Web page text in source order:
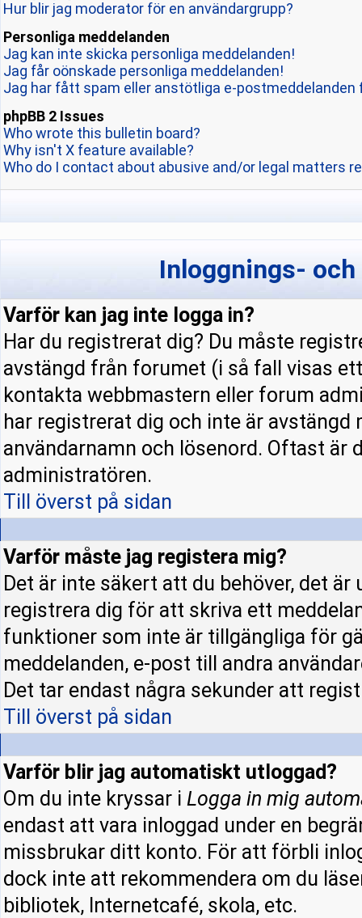
Hur blir jag moderator för en användargrupp?
Personliga meddelanden
Jag kan inte skicka personliga meddelanden!
Jag får oönskade personliga meddelanden!
Jag har fått spam eller anstötliga e-postmeddelanden
phpBB 2 Issues
Who wrote this bulletin board?
Why isn't X feature available?
Who do I contact about abusive and/or legal matters
Inloggnings-
Varför kan jag inte logga in?
Har du registrerat dig? Du måste
avstängd från forumet (i så fall visas
kontakta webbmastern eller forum
har registrerat dig och inte är
användarnamn och lösenord. Oftast
administratören.
Till överst på sidan
Varför måste jag registera mig?
Det är inte säkert att du behöver, det
registrera dig för att skriva ett
funktioner som inte är tillgängliga för
meddelanden, e-post till andra
Det tar endast några sekunder att
Till överst på sidan
Varför blir jag automatiskt utloggad?
Om du inte kryssar i Logga in mig
endast att vara inloggad under en
missbrukar ditt konto. För att förbli
dock inte att rekommendera om du
bibliotek, Internetcafé, skola, etc.